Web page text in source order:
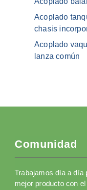
Acoplado
chasis
Acoplado
lanza común
Comunidad
Trabajamos día a día
mejor producto con